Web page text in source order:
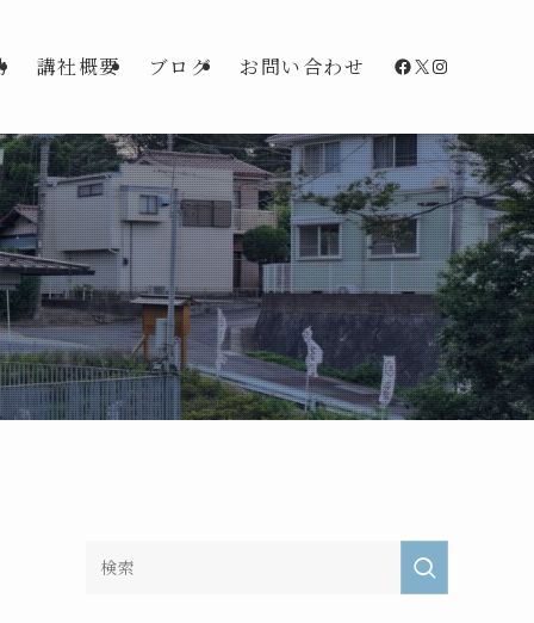
講社概要 ブログ お問い合わせ Facebook
X